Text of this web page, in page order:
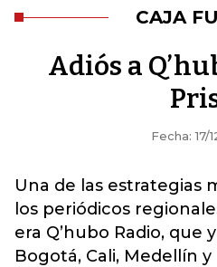
CAJA
Adiós a
Fecha: 17/
Una de las estrategias
los periódicos
era Q’hubo Radio, que
Bogotá, Cali, Medellín y